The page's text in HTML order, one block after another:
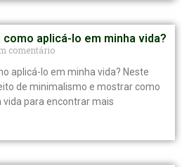
aplicá-lo em minha vida?
comentário
aplicá-lo em minha vida? Neste
de minimalismo e mostrar como
vida para encontrar mais